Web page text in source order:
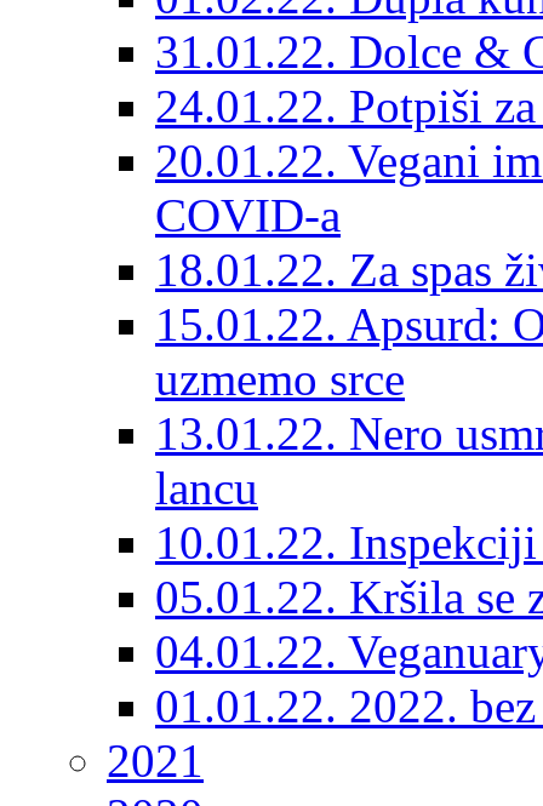
31.01.22. Dolce &
24.01.22. Potpiši
20.01.22. Vegani
COVID-a
18.01.22. Za spas
15.01.22. Apsurd:
uzmemo srce
13.01.22. Nero
lancu
10.01.22.
05.01.22. Kršila se
04.01.22.
01.01.22. 2022.
2021